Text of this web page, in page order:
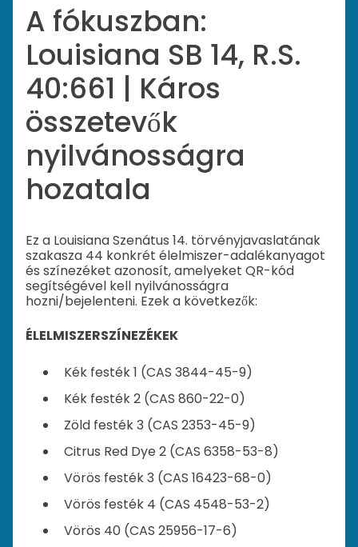
A fókuszban:
Louisiana SB 14, R.S.
40:661 | Káros
összetevők
nyilvánosságra
hozatala
Ez a Louisiana Szenátus 14. törvényjavaslatának
szakasza 44 konkrét élelmiszer-adalékanyagot
és színezéket azonosít, amelyeket QR-kód
segítségével kell nyilvánosságra
hozni/bejelenteni. Ezek a következők:
ÉLELMISZERSZÍNEZÉKEK
Kék festék 1 (CAS 3844-45-9)
Kék festék 2 (CAS 860-22-0)
Zöld festék 3 (CAS 2353-45-9)
Citrus Red Dye 2 (CAS 6358-53-8)
Vörös festék 3 (CAS 16423-68-0)
Vörös festék 4 (CAS 4548-53-2)
Vörös 40 (CAS 25956-17-6)